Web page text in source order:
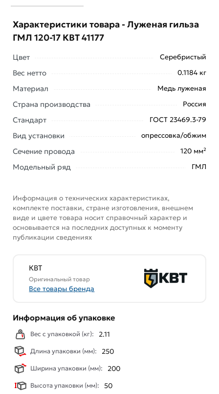
Условия доставки и цены на товар Луженая гильза
ГМЛ 120-17 КВТ 41177 из категории
соединительные для проводов (кабельные гильзы)
Наши профессиональные менеджеры обработают
заказ и свяжутся с Вами для согласования условий
доставки или самовывоза. Перед оформлением
онлайн заказа рекомендуем ознакомиться с
описанием, характеристиками и отзывами.
соответствует всем стандартам качества. Возврат
купленного товарa в течение 7 дней (наличие чека
обязательно).
Характеристики товара - Луженая гильза
ГМЛ 120-17 КВТ 41177
Цвет Серебристый
Вес нетто 0.1184 кг
Материал Медь луженая
Страна производства Россия
Стандарт ГОСТ 23469.3-79
Вид установки опрессовка/обжим
Сечение провода 120 мм²
Модельный ряд ГМЛ
Информация о технических характеристиках,
комплекте поставки, стране изготовления, внешнем
виде и цвете товара носит справочный характер и
основывается на последних доступных к моменту
публикации сведениях
КВТ
Оригинальный товар
Все товары бренда
Информация об упаковке
Вес с упаковкой (кг): 2.11
Длина упаковки (мм): 250
Ширина упаковки (мм): 200
Высота упаковки (мм): 50